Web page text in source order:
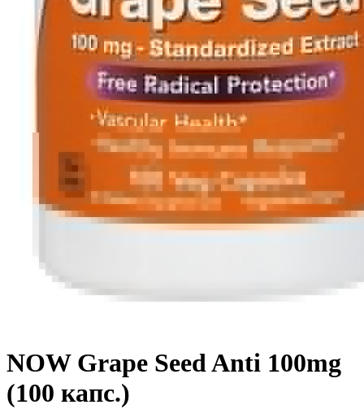
NOW Grape Seed Anti 100mg
(100 капс.)